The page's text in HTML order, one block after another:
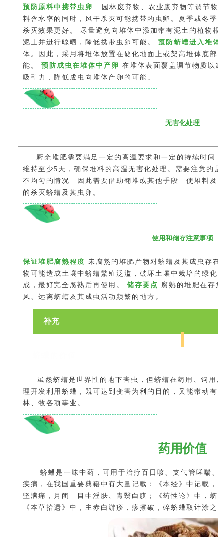
预防原料中携带虫卵
园林废弃物、农业废弃物等调节
料含水率的同时，风干杀灭可能携带的虫卵。夏季或冬
杀灭效果更好。 尽量避免向堆体中添加带有泥土的植物
泥土并进行晾晒，降低携带虫卵可能。 预防蛴螬进入堆
体。因此，采用将堆体放置在硬化地面上或架高堆体底
能。 预防成虫在堆体中产卵 在堆体表面覆盖调节物质
吸引力，降低成虫向堆体产卵的可能。
无害化处理
厨余堆肥需要满足一定的高温要求和一定的持续时
维持至少5天，确保堆料的高温无害化处理。 需要注意的
不均匀的情况，因此需要借助翻堆或其他手段，使堆料
的杀灭蛴螬及其虫卵。
使用和储存注意事项
保证堆肥腐熟程度 未腐熟的堆肥产物对蛴螬及其成虫存
物可能造成土壤中蛴螬繁殖泛滥，破坏土壤中栽培的绿
成，最好完全腐熟后再使用。 储存要点 腐熟的堆肥在
风、远离蛴螬及其成虫活动频繁的地方。
补充
虽然蛴螬是世界性的地下害虫，但蛴螬在药用、饲用
理开发利用蛴螬，既可达到变害为利的目的，又能带动
林、牧各项事业。
药用价值
蛴螬是一味中药，可用于治疗百日咳、支气管哮喘、
疾病，在我国重要典籍中有大量记载：《本经》中记载
坚满痛，月闭，目中淫肤、青翳白膜；《药性论》中，
《本草拾遗》中，主赤白游疹，疹擦破，碎蛴螬取计涂